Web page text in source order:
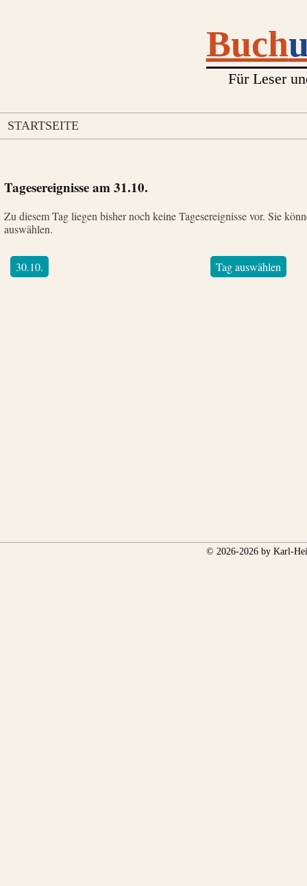
Buch
Für Leser
STARTSEITE
Tagesereignisse am31.10.
Zu diesem Tag liegen bisher noch keine Tagesereignisse vor. Sie
auswählen.
30.10. Tag auswählen
© 2026-2026 by Karl-